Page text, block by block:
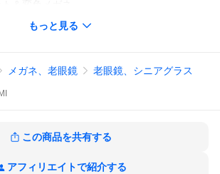
外では、有害な紫外線をカットすることがで
もっと見る
メガネ、老眼鏡 老眼鏡、シニアグラス
この商品を共有する
アフィリエイトで紹介する